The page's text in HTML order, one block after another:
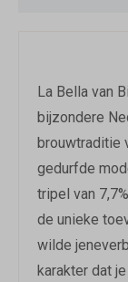
La Bella van
bijzondere
brouwtraditie
gedurfde
tripel van
de unieke
wilde
karakter dat